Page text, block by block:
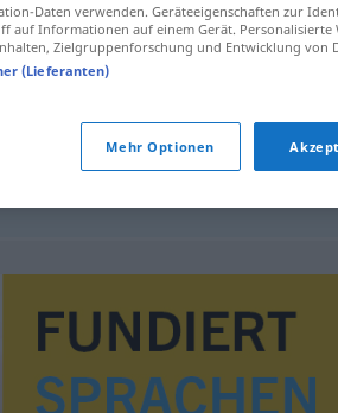
Daten verwenden. Geräteeigenschaften zur
auf Informationen auf einem Gerät.
Zielgruppenforschung und Entwicklung von
(Lieferanten)
Mehr Optionen